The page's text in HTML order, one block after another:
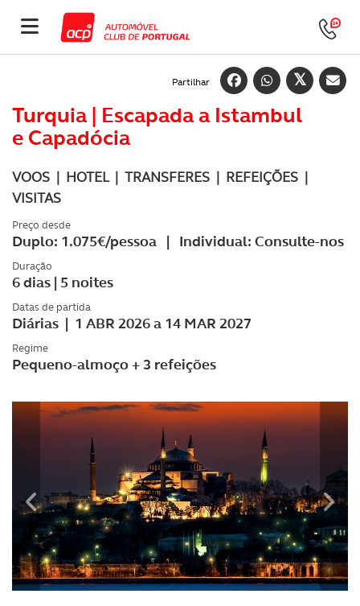
Partilhar
Turquia | Escapada a Istambul
e Capadócia
VOOS | HOTEL | TRANSFERES | REFEIÇÕES |
VISITAS
Preço desde
Duplo: 1.075€/pessoa | Individual: Consulte-nos
Duração
6 dias | 5 noites
Datas de partida
Diárias | 1 ABR 2026 a 14 MAR 2027
Regime
Pequeno-almoço + 3 refeições